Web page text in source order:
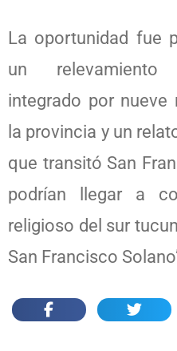
La oportunidad fue
un relevamiento
integrado por nueve
la provincia y un
que transitó San
podrían llegar a
religioso del sur
San Francisco